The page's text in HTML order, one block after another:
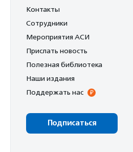
Контакты
Сотрудники
Мероприятия АСИ
Прислать новость
Полезная библиотека
Наши издания
Поддержать нас
Подписаться